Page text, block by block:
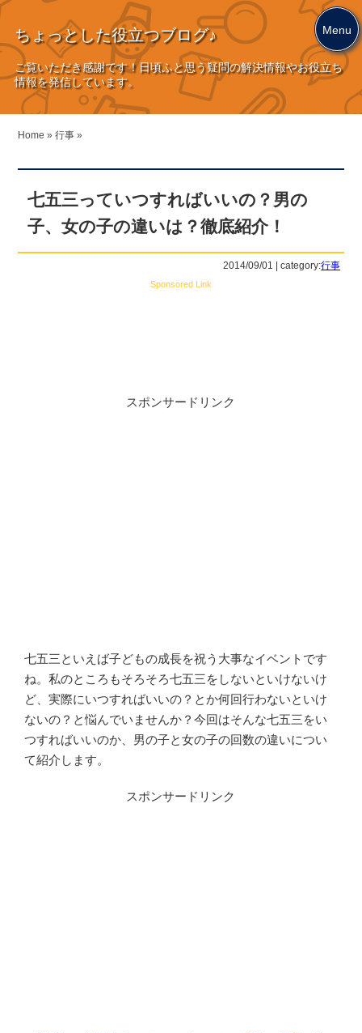
ちょっとした役立つブログ♪
ご覧いただき感謝です！日頃ふと思う疑問の解決情報やお役立ち
情報を発信しています。
Home » 行事 »
七五三っていつすればいいの？男の
子、女の子の違いは？徹底紹介！
2014/09/01 | category:行事
Sponsored Link
スポンサードリンク
七五三といえば子どもの成長を祝う大事なイベントです
ね。私のところもそろそろ七五三をしないといけないけ
ど、実際にいつすればいいの？とか何回行わないといけ
ないの？と悩んでいませんか？今回はそんな七五三をい
つすればいいのか、男の子と女の子の回数の違いについ
て紹介します。
スポンサードリンク
Menu